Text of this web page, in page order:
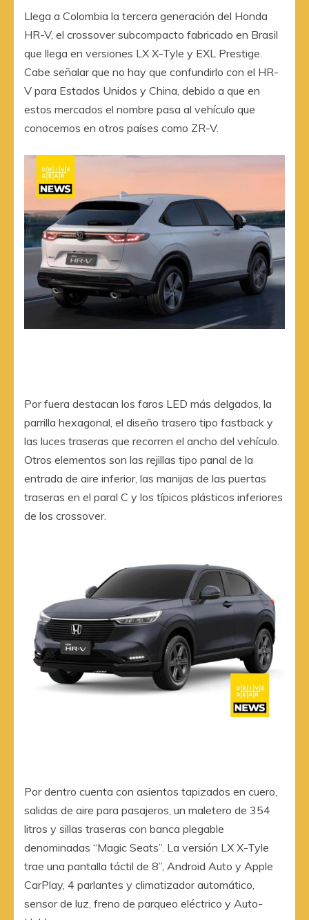
Llega a Colombia la tercera generación del Honda
HR-V, el crossover subcompacto fabricado en Brasil
que llega en versiones LX X-Tyle y EXL Prestige.
Cabe señalar que no hay que confundirlo con el HR-
V para Estados Unidos y China, debido a que en
estos mercados el nombre pasa al vehículo que
conocemos en otros países como ZR-V.
Por fuera destacan los faros LED más delgados, la
parrilla hexagonal, el diseño trasero tipo fastback y
las luces traseras que recorren el ancho del vehículo.
Otros elementos son las rejillas tipo panal de la
entrada de aire inferior, las manijas de las puertas
traseras en el paral C y los típicos plásticos inferiores
de los crossover.
Por dentro cuenta con asientos tapizados en cuero,
salidas de aire para pasajeros, un maletero de 354
litros y sillas traseras con banca plegable
denominadas “Magic Seats”. La versión LX X-Tyle
trae una pantalla táctil de 8”, Android Auto y Apple
CarPlay, 4 parlantes y climatizador automático,
sensor de luz, freno de parqueo eléctrico y Auto-